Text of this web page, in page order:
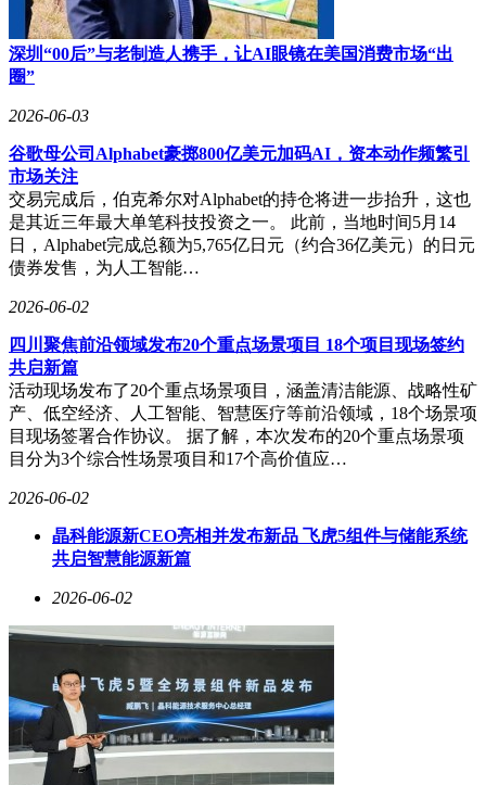
进程中对基础设施的全新认知——当算力竞赛进入深水区，连
接效率正在成为新的制胜关键。
深圳“00后”与老制造人携手，让AI眼镜在美国消费市场“出
圈”
2026-06-03
谷歌母公司Alphabet豪掷800亿美元加码AI，资本动作频繁引
市场关注
交易完成后，伯克希尔对Alphabet的持仓将进一步抬升，这也
是其近三年最大单笔科技投资之一。 此前，当地时间5月14
日，Alphabet完成总额为5,765亿日元（约合36亿美元）的日元
债券发售，为人工智能…
2026-06-02
四川聚焦前沿领域发布20个重点场景项目 18个项目现场签约
共启新篇
活动现场发布了20个重点场景项目，涵盖清洁能源、战略性矿
产、低空经济、人工智能、智慧医疗等前沿领域，18个场景项
目现场签署合作协议。 据了解，本次发布的20个重点场景项
目分为3个综合性场景项目和17个高价值应…
2026-06-02
晶科能源新CEO亮相并发布新品 飞虎5组件与储能系统
共启智慧能源新篇
2026-06-02